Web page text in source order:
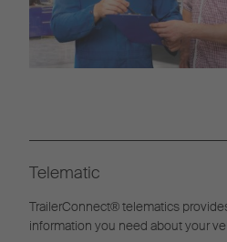
Telematic
TrailerConnect® telematics
information you need about your